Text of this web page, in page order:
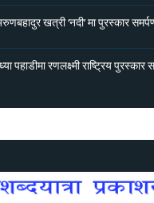
खत्री ‘नदी’ मा पुरस्कार
पहाडीमा रणलक्ष्मी राष्ट्रिय पुरस्कार